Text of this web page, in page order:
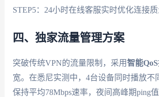
STEP5：24小时在线客服实时优化连接
四、独家流量管理方案
突破传统VPN的流量限制，采用智能
宽。在悉尼实测中，4台设备同时播放不
保持平均78Mbps速率，夜间高峰期ping